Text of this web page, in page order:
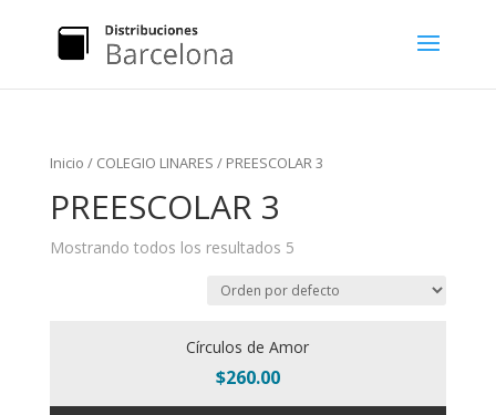
Inicio / COLEGIO LINARES / PREESCOLAR 3
PREESCOLAR 3
Mostrando todos los resultados 5
Círculos de Amor
$260.00